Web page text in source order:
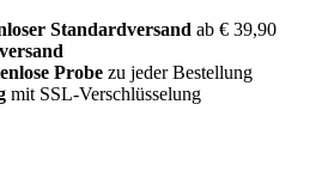
Standardversand ab € 39,90
Probe zu jeder Bestellung
mit SSL-Verschlüsselung